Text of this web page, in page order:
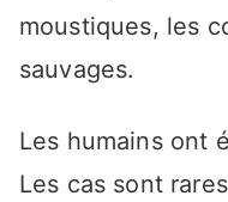
moustiques, les
sauvages.
Les humains ont
Les cas sont